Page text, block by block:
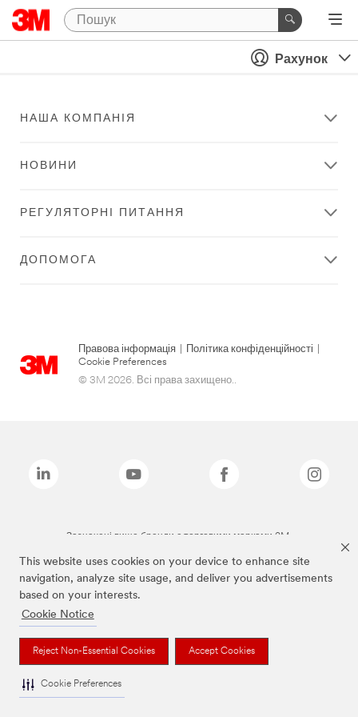
This website uses cookies on your device to enhance site
navigation, analyze site usage, and deliver you advertisements
based on your interests.
Cookie Notice
Reject Non-Essential Cookies Accept Cookies
Cookie Preferences
Рахунок
НАША КОМПАНІЯ
НОВИНИ
РЕГУЛЯТОРНІ ПИТАННЯ
ДОПОМОГА
Правова інформація Політика конфіденційності
Cookie Preferences
© 3M 2026. Всі права захищено..
Зазначені вище бренди є торговими марками 3M.